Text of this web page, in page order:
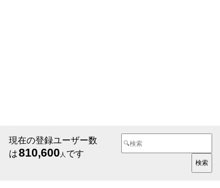
現在の登録ユーザー数
は810,600 人 です